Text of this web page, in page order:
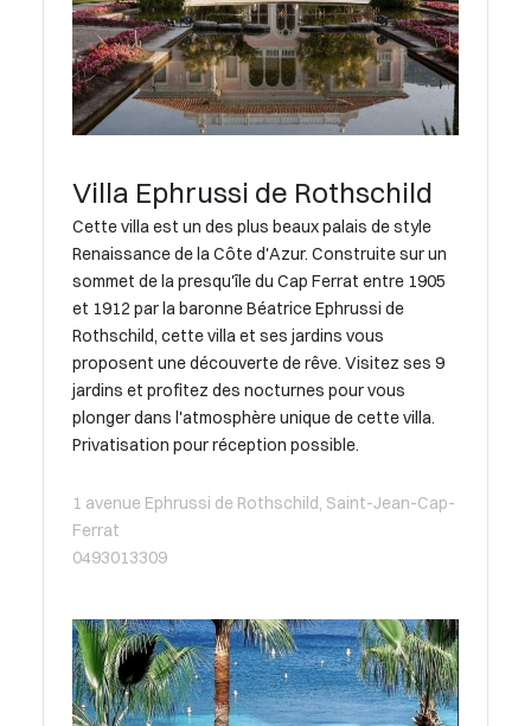
Villa Ephrussi de Rothschild
Cette villa est un des plus beaux palais de style
Renaissance de la Côte d'Azur. Construite sur un
sommet de la presqu'île du Cap Ferrat entre 1905
et 1912 par la baronne Béatrice Ephrussi de
Rothschild, cette villa et ses jardins vous
proposent une découverte de rêve. Visitez ses 9
jardins et profitez des nocturnes pour vous
plonger dans l'atmosphère unique de cette villa.
Privatisation pour réception possible.
1 avenue Ephrussi de Rothschild, Saint-Jean-Cap-
Ferrat
0493013309